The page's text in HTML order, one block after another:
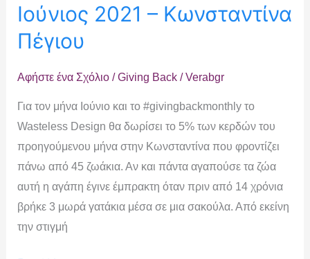
Ιούνιος 2021 – Κωνσταντίνα
Πέγιου
Αφήστε ένα Σχόλιο /Giving Back/Verabgr
Για τον μήνα Ιούνιο και το #givingbackmonthly το
Wasteless Design θα δωρίσει το 5% των κερδών του
προηγούμενου μήνα στην Κωνσταντίνα που φροντίζει
πάνω από 45 ζωάκια. Αν και πάντα αγαπούσε τα ζώα
αυτή η αγάπη έγινε έμπρακτη όταν πριν από 14 χρόνια
βρήκε 3 μωρά γατάκια μέσα σε μια σακούλα. Από εκείνη
την στιγμή